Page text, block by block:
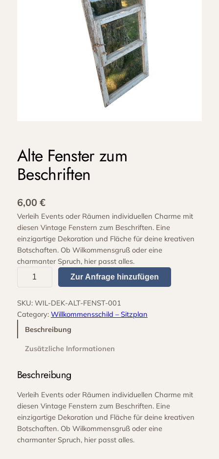
Alte Fenster zum
Beschriften
6,00 €
Verleih Events oder Räumen individuellen Charme mit
diesen Vintage Fenstern zum Beschriften. Eine
einzigartige Dekoration und Fläche für deine kreativen
Botschaften. Ob Wilkommensgruß oder eine
charmanter Spruch, hier passt alles.
e
F
n
e
z
u
m
B
e
Zur Anfrage hinzufügen
SKU: WIL-DEK-ALT-FENST-001
Category: Willkommensschild – Sitzplan
Beschreibung
Zusätzliche Informationen
Beschreibung
Verleih Events oder Räumen individuellen Charme mit
diesen Vintage Fenstern zum Beschriften. Eine
einzigartige Dekoration und Fläche für deine kreativen
Botschaften. Ob Wilkommensgruß oder eine
charmanter Spruch, hier passt alles.